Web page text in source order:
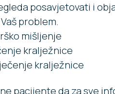
posavjetovati i
problem.
mišljenje
kralježnice
kralježnice
pacijente da za sve